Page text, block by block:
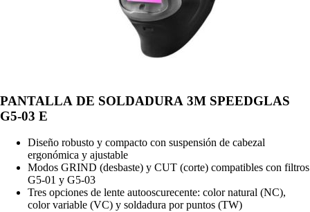
PANTALLA DE SOLDADURA 3M SPEEDGLAS
G5-03 E
Diseño robusto y compacto con suspensión de cabezal
ergonómica y ajustable
Modos GRIND (desbaste) y CUT (corte) compatibles con filtros
G5-01 y G5-03
Tres opciones de lente autooscurecente: color natural (NC),
color variable (VC) y soldadura por puntos (TW)